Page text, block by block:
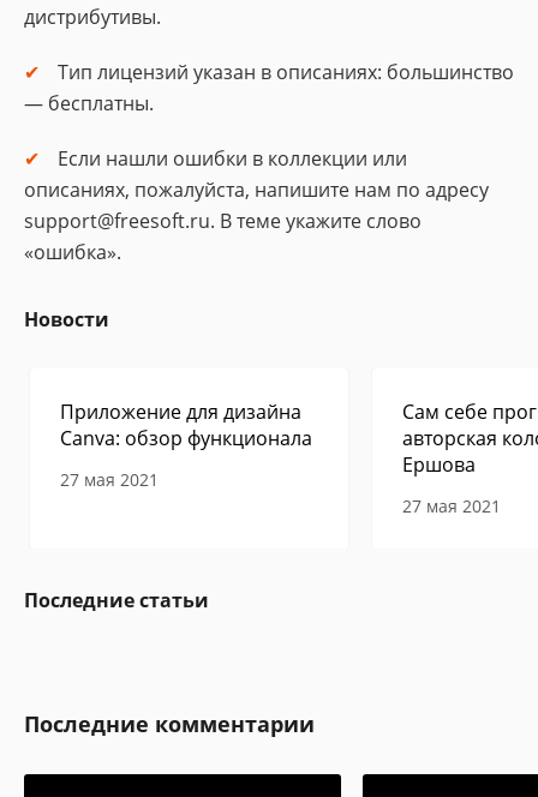
дистрибутивы.
Тип лицензий указан в описаниях: большинство
— бесплатны.
Если нашли ошибки в коллекции или
описаниях, пожалуйста, напишите нам по адресу
support@freesoft.ru. В теме укажите слово
«ошибка».
Новости
Приложение для дизайна
Canva: обзор функционала
27 мая 2021
Сам себе
авторская
Ершова
27 мая 2021
Последние статьи
Последние комментарии